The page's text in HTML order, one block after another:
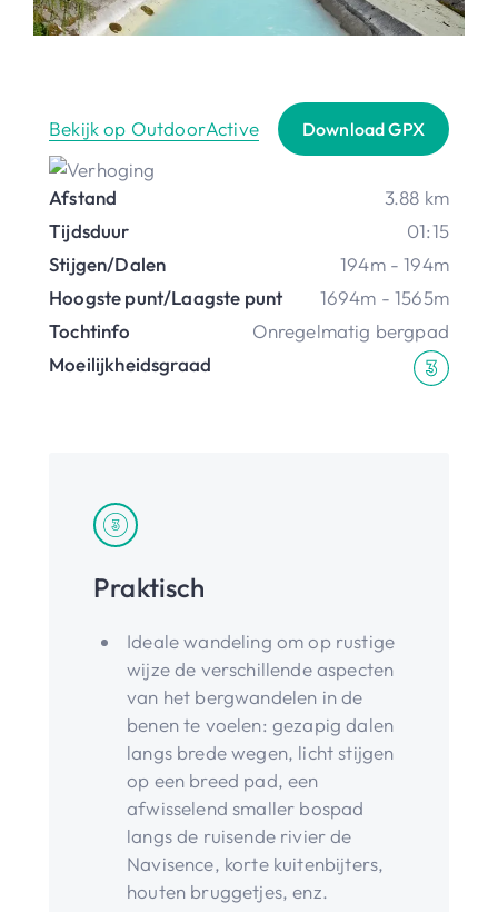
Bekijk op OutdoorActive Download GPX
Afstand
3.88 km
Tijdsduur
01:15
Stijgen/Dalen
194m - 194m
Hoogste punt/Laagste punt
1694m - 1565m
Tochtinfo
Onregelmatig bergpad
Moeilijkheidsgraad
Praktisch
Ideale wandeling om op rustige
wijze de verschillende aspecten
van het bergwandelen in de
benen te voelen: gezapig dalen
langs brede wegen, licht stijgen
op een breed pad, een
afwisselend smaller bospad
langs de ruisende rivier de
Navisence, korte kuitenbijters,
houten bruggetjes, enz.